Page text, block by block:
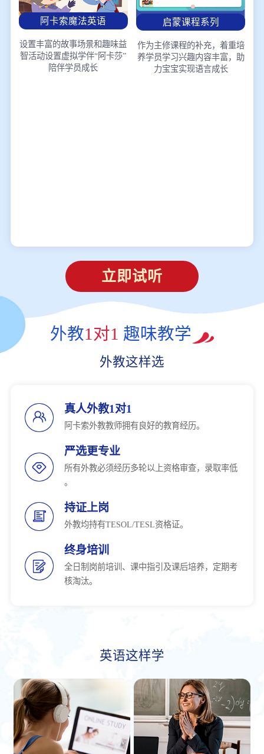
阿卡索魔法英语
设置丰富的故事场景和趣味益
智活动设置虚拟学伴“阿卡莎”
陪伴学员成长
启蒙课程系列
作为主修课程的补充，着重培
养学员学习兴趣内容丰富，助
力宝宝实现语言成长
立即试听
外教1对1 趣味教学
外教这样选
真人外教1对1
阿卡索外教教师拥有良好的教育经历。
严选更专业
所有外教必须经历多轮以上资格审查，录取率低
。
持证上岗
外教均持有TESOL/TESL资格证。
终身培训
全日制岗前培训、课中指引及课后培养，定期考
核淘汰。
英语这样学